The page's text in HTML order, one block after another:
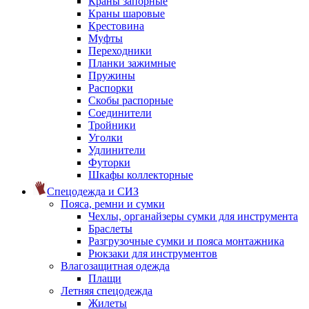
Краны шаровые
Крестовина
Муфты
Переходники
Планки зажимные
Пружины
Распорки
Скобы распорные
Соединители
Тройники
Уголки
Удлинители
Футорки
Шкафы коллекторные
Спецодежда и СИЗ
Пояса, ремни и сумки
Чехлы, органайзеры сумки для инструмента
Браслеты
Разгрузочные сумки и пояса монтажника
Рюкзаки для инструментов
Влагозащитная одежда
Плащи
Летняя спецодежда
Жилеты